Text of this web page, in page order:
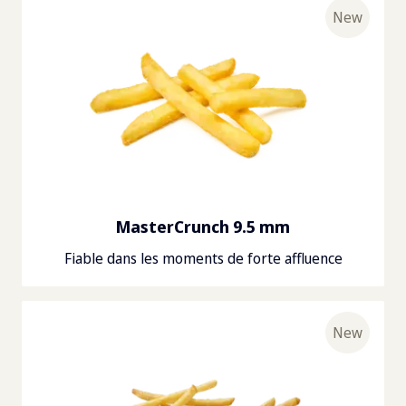
New
MasterCrunch 9.5 mm
Fiable dans les moments de forte affluence
New